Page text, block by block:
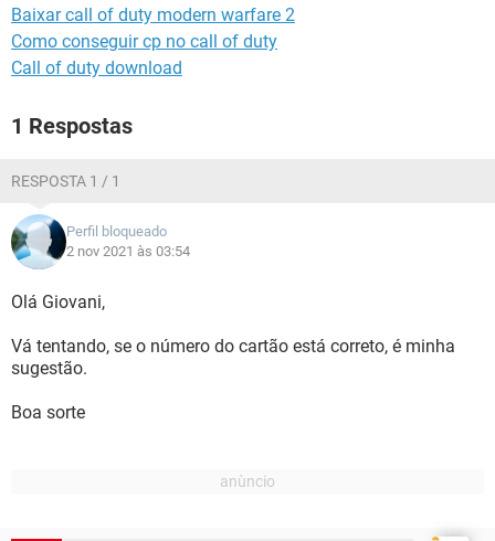
Baixar call of duty modern warfare 2
Como conseguir cp no call of duty
Call of duty download
1 Respostas
RESPOSTA 1 / 1
Perfil bloqueado
2 nov 2021 às 03:54
Olá Giovani,
Vá tentando, se o número do cartão está correto, é minha
sugestão.
Boa sorte